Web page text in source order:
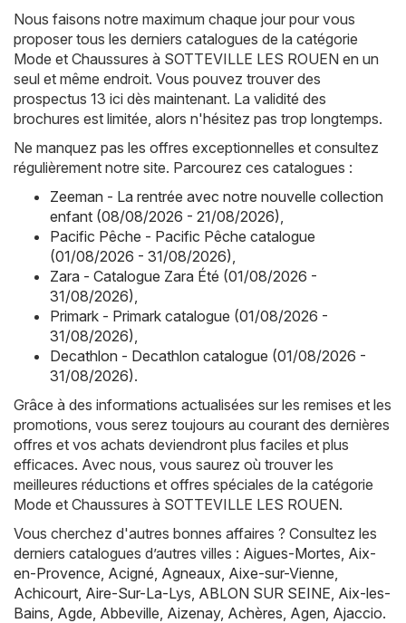
Nous faisons notre maximum chaque jour pour vous
proposer tous les derniers catalogues de la catégorie
Mode et Chaussures à SOTTEVILLE LES ROUEN en un
seul et même endroit. Vous pouvez trouver des
prospectus 13 ici dès maintenant. La validité des
brochures est limitée, alors n'hésitez pas trop longtemps.
Ne manquez pas les offres exceptionnelles et consultez
régulièrement notre site. Parcourez ces catalogues :
Zeeman - La rentrée avec notre nouvelle collection
enfant (08/08/2026 - 21/08/2026)
Pacific Pêche - Pacific Pêche catalogue
(01/08/2026 - 31/08/2026)
Zara - Catalogue Zara Été (01/08/2026 -
31/08/2026)
Primark - Primark catalogue (01/08/2026 -
31/08/2026)
Decathlon - Decathlon catalogue (01/08/2026 -
31/08/2026).
Grâce à des informations actualisées sur les remises et les
promotions, vous serez toujours au courant des dernières
offres et vos achats deviendront plus faciles et plus
efficaces. Avec nous, vous saurez où trouver les
meilleures réductions et offres spéciales de la catégorie
Mode et Chaussures à SOTTEVILLE LES ROUEN.
Vous cherchez d'autres bonnes affaires ? Consultez les
derniers catalogues d’autres villes : Aigues-Mortes Aix-
en-Provence Acigné Agneaux Aixe-sur-Vienne
Achicourt Aire-Sur-La-Lys ABLON SUR SEINE Aix-les-
Bains Agde Abbeville Aizenay, Achères Agen Ajaccio.